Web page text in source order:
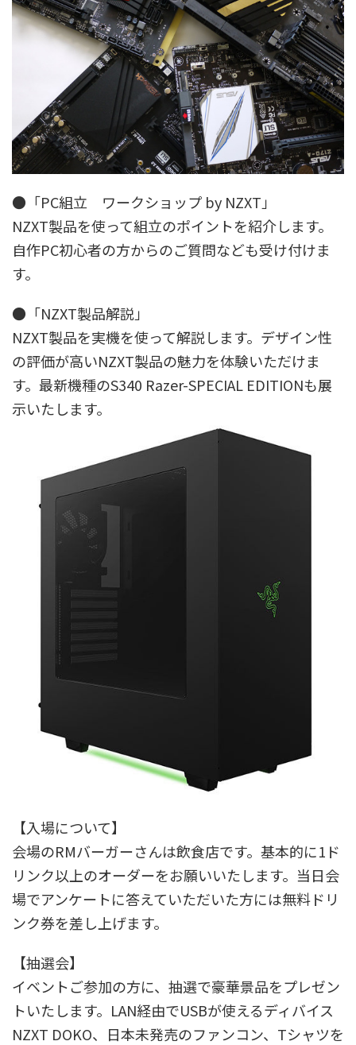
●「PC組立 ワークショップ by NZXT」
NZXT製品を使って組立のポイントを紹介します。
自作PC初心者の方からのご質問なども受け付けま
す。
●「NZXT製品解説」
NZXT製品を実機を使って解説します。デザイン性
の評価が高いNZXT製品の魅力を体験いただけま
す。最新機種のS340 Razer-SPECIAL EDITIONも展
示いたします。
【入場について】
会場のRMバーガーさんは飲食店です。基本的に1ド
リンク以上のオーダーをお願いいたします。当日会
場でアンケートに答えていただいた方には無料ドリ
ンク券を差し上げます。
【抽選会】
イベントご参加の方に、抽選で豪華景品をプレゼン
トいたします。LAN経由でUSBが使えるディバイス
NZXT DOKO、日本未発売のファンコン、Tシャツを